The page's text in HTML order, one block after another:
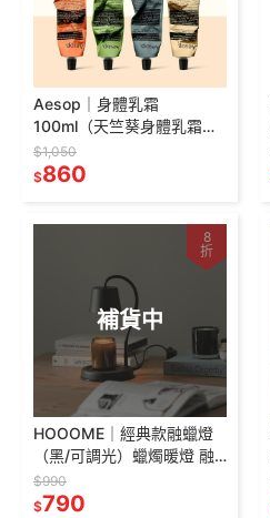
Aesop｜身體乳霜
100ml（天竺葵身體乳霜、
橙香身體乳霜、滋潤芳香身
體乳霜、堅毅辛香身體乳
$1,050
$860
補貨中
8
折
HOOOME｜經典款融蠟燈
（黑/可調光）蠟燭暖燈 融
燭燈 蠟燭燈 香氛燈
$990
$790